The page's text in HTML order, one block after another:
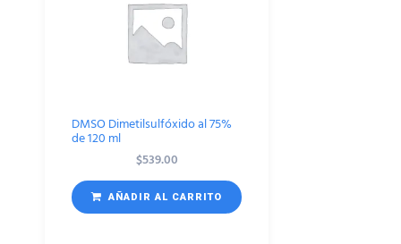
DMSO Dimetilsulfóxido al 75%
de 120 ml
$539.00
AÑADIR AL CARRITO